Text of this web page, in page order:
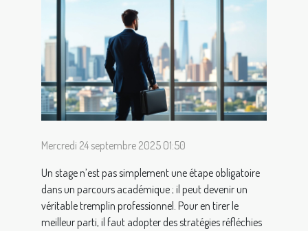
Mercredi 24 septembre 2025 01:50
Un stage n’est pas simplement une étape obligatoire
dans un parcours académique ; il peut devenir un
véritable tremplin professionnel. Pour en tirer le
meilleur parti, il faut adopter des stratégies réfléchies